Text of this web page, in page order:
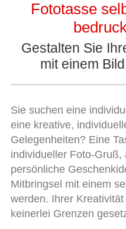
Fototasse
Gestalten Sie
mit einem
Sie suchen eine
eine kreative,
Gelegenheiten? Eine
individueller Foto-
persönliche
Mitbringsel mit einem
werden. Ihrer
keinerlei Grenzen